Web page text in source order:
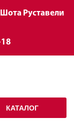
Руставели
КАТАЛОГ